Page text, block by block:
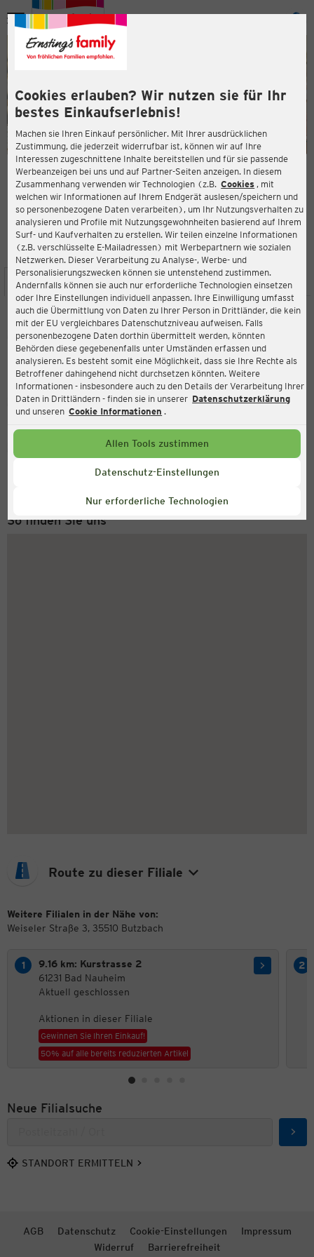
Cookies erlauben? Wir nutzen sie für Ihr
bestes Einkaufserlebnis!
Machen sie Ihren Einkauf persönlicher. Mit Ihrer ausdrücklichen
Zustimmung, die jederzeit widerrufbar ist, können wir auf Ihre
Interessen zugeschnittene Inhalte bereitstellen und für sie passende
Werbeanzeigen bei uns und auf Partner-Seiten anzeigen. In diesem
Zusammenhang verwenden wir Technologien (z.B. Cookies , mit
welchen wir Informationen auf Ihrem Endgerät auslesen/speichern und
so personenbezogene Daten verarbeiten), um Ihr Nutzungsverhalten zu
analysieren und Profile mit Nutzungsgewohnheiten basierend auf Ihrem
Surf- und Kaufverhalten zu erstellen. Wir teilen einzelne Informationen
(z.B. verschlüsselte E-Mailadressen) mit Werbepartnern wie sozialen
Netzwerken. Dieser Verarbeitung zu Analyse-, Werbe- und
Personalisierungszwecken können sie untenstehend zustimmen.
Andernfalls können sie auch nur erforderliche Technologien einsetzen
oder Ihre Einstellungen individuell anpassen. Ihre Einwilligung umfasst
auch die Übermittlung von Daten zu Ihrer Person in Drittländer, die kein
mit der EU vergleichbares Datenschutzniveau aufweisen. Falls
personenbezogene Daten dorthin übermittelt werden, könnten
Behörden diese gegebenenfalls unter Umständen erfassen und
analysieren. Es besteht somit eine Möglichkeit, dass sie Ihre Rechte als
Betroffener dahingehend nicht durchsetzen könnten. Weitere
Informationen - insbesondere auch zu den Details der Verarbeitung Ihrer
Daten in Drittländern - finden sie in unserer Datenschutzerklärung
und unseren Cookie Informationen .
Allen Tools zustimmen
Datenschutz-Einstellungen
Nur erforderliche Technologien
Menü
ERNSTING'S FAMILY FILIALE
Weiseler Straße 3
35510 Butzbach
3,9
Bewertung:
STANDORT SERVICES SORTIMENT AKTIONEN
Ernsting's family
Weiseler Straße 3, 35510 Butzbach
Aktuell:
Geschlossen
Service Hotline
+49 (0) 2546 / 98 999 98
So finden Sie uns
Route zu dieser Filiale
Weitere Filialen in der Nähe von:
Weiseler Straße 3, 35510 Butzbach
9.16 km: Kurstrasse 2
61231 Bad Nauheim
Aktuell geschlossen
Aktionen in dieser Filiale
Gewinnen Sie Ihren Einkauf!
50% auf alle bereits reduzierten Artikel
Neue Filialsuche
STANDORT ERMITTELN
AGB Datenschutz Cookie-Einstellungen
Impressum
Widerruf
Barrierefreiheit